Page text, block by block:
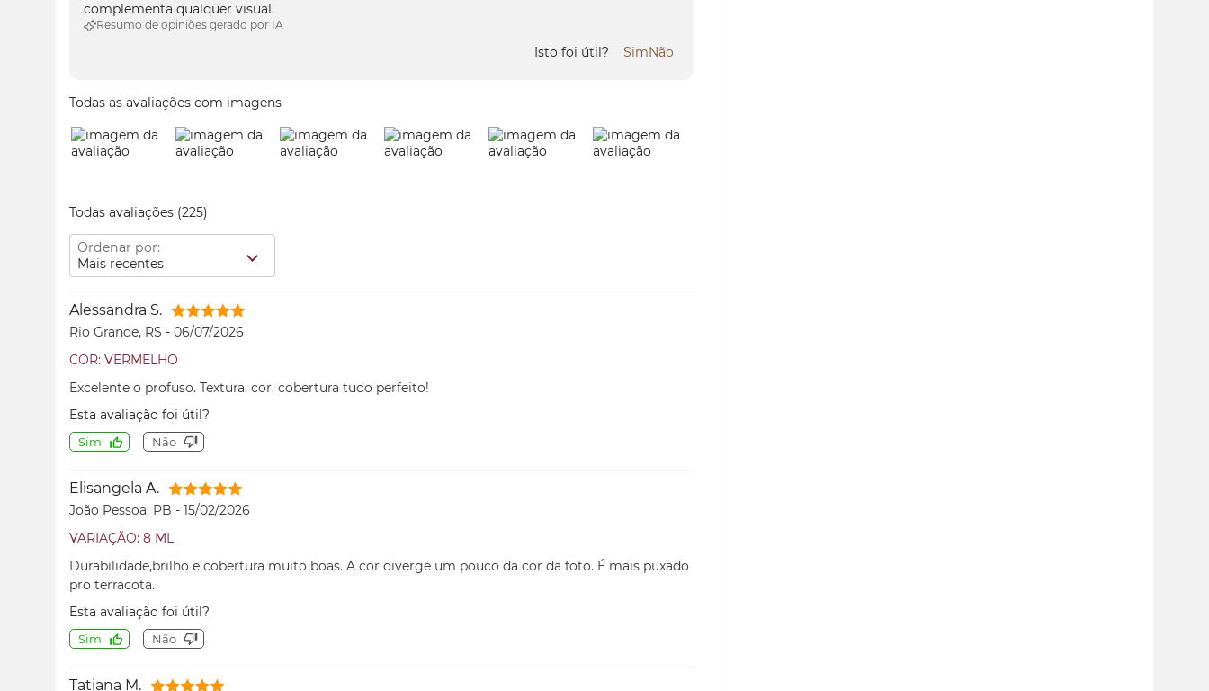
complementa qualquer visual.
Resumo de opiniões gerado por IA
Isto foi útil? SimNão
Todas as avaliações com imagens
Todas avaliações (225)
Ordenar por:
Mais recentes
Alessandra S.
Rio Grande, RS - 06/07/2026
COR: VERMELHO
Excelente o profuso. Textura, cor, cobertura tudo perfeito!
Esta avaliação foi útil?
Sim Não
Elisangela A.
João Pessoa, PB - 15/02/2026
VARIAÇÃO: 8 ML
Durabilidade,brilho e cobertura muito boas. A cor diverge um pouco da cor da foto. É mais puxado
pro terracota.
Esta avaliação foi útil?
Sim Não
Tatiana M.